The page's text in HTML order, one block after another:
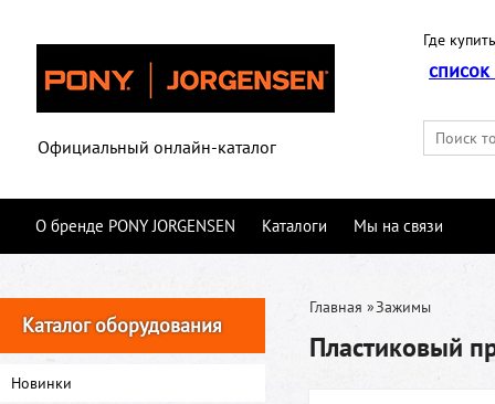
Официальный онлайн-каталог
Где
О бренде PONY JORGENSEN Каталоги Мы на связи
Каталог оборудования
Новинки
Главная »Зажимы
Пластиковый